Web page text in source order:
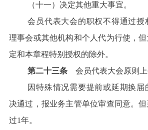
（十一）决定其他重大事宜。
会员代表大会的职权不得通过授
理事会或其他机构和个人代为行使，
定和本章程特别授权的除外。
第二十三条会员代表大会原则上
因特殊情况需要提前或延期换届
决通过，报业务主管单位审查同意。
过1年。